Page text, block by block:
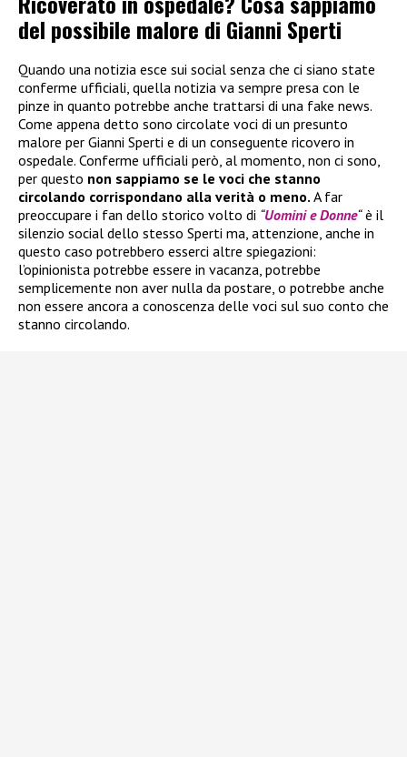
del possibile malore di Gianni Sperti
Quando una notizia esce sui social senza che ci siano state
conferme ufficiali, quella notizia va sempre presa con le
pinze in quanto potrebbe anche trattarsi di una fake news.
Come appena detto sono circolate voci di un presunto
malore per Gianni Sperti e di un conseguente ricovero in
ospedale. Conferme ufficiali però, al momento, non ci sono,
per questo non sappiamo se le voci che stanno
circolando corrispondano alla verità o meno. A far
preoccupare i fan dello storico volto di “Uomini e Donne“è il
silenzio social dello stesso Sperti ma, attenzione, anche in
questo caso potrebbero esserci altre spiegazioni:
l’opinionista potrebbe essere in vacanza, potrebbe
semplicemente non aver nulla da postare, o potrebbe anche
non essere ancora a conoscenza delle voci sul suo conto che
stanno circolando.